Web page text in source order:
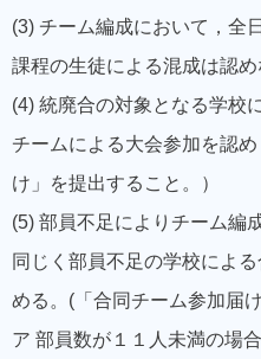
(3) チーム編成において，全
課程の生徒による混成は認め
(4) 統廃合の対象となる学校
チームによる大会参加を認
け」を提出すること。）
(5) 部員不足によりチーム編
同じく部員不足の学校によ
める。(「合同チーム参加届
ア 部員数が１１人未満の場合